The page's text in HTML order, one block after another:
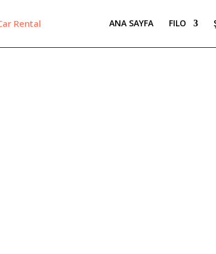
ANA SAYFA FILO